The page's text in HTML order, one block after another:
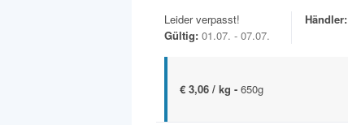
Leider verpasst!
Gültig: 01.07. - 07.07.
Händler:
€ 3,06 / kg - 650g